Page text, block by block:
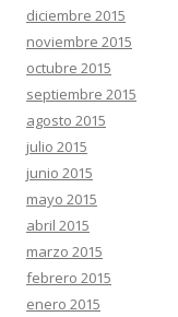
diciembre 2015
noviembre 2015
octubre 2015
septiembre 2015
agosto 2015
julio 2015
junio 2015
mayo 2015
abril 2015
marzo 2015
febrero 2015
enero 2015